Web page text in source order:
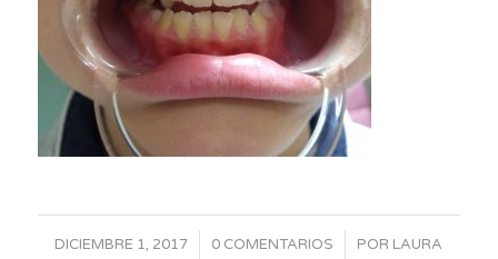
DICIEMBRE 1, 2017
/ 0 COMENTARIOS
/ POR LAURA